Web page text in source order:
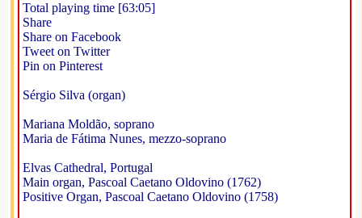
Total playing time [63:05]
Share
Share on Facebook
Tweet on Twitter
Pin on Pinterest
Sérgio Silva (organ)
Mariana Moldão, soprano
Maria de Fátima Nunes, mezzo-soprano
Elvas Cathedral, Portugal
Main organ, Pascoal Caetano Oldovino (1762)
Positive Organ, Pascoal Caetano Oldovino (1758)